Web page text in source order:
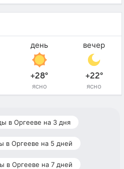
день
+28°
ясно
вечер
+22°
ясно
в Оргееве на 3 дня
в Оргееве на 5 дней
в Оргееве на 7 дней